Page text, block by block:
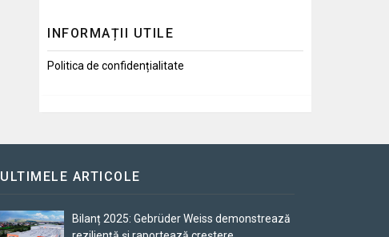
INFORMAȚII UTILE
Politica de confidențialitate
ULTIMELE ARTICOLE
Bilanț 2025: Gebrüder Weiss demonstrează